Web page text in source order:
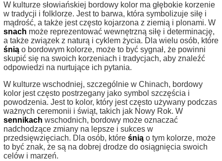
W kulturze słowiańskiej bordowy kolor ma głębokie korzenie
w tradycji i folklorze. Jest to barwa, która symbolizuje siłę i
mądrość, a także jest często kojarzona z ziemią i plonami. W
snach może reprezentować wewnętrzną siłę i determinację,
a także związek z naturą i cyklem życia. Dla wielu osób, które
śnią o bordowym kolorze, może to być sygnał, że powinni
skupić się na swoich korzeniach i tradycjach, aby znaleźć
odpowiedzi na nurtujące ich pytania.
W kulturze wschodniej, szczególnie w Chinach, bordowy
kolor jest często postrzegany jako symbol szczęścia i
powodzenia. Jest to kolor, który jest często używany podczas
ważnych ceremonii i świąt, takich jak Nowy Rok. W
sennikach wschodnich, bordowy może oznaczać
nadchodzące zmiany na lepsze i sukces w
przedsięwzięciach. Dla osób, które śnią o tym kolorze, może
to być znak, że są na dobrej drodze do osiągnięcia swoich
celów i marzeń.